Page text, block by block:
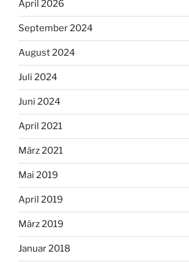
April 2026
September 2024
August 2024
Juli 2024
Juni 2024
April 2021
März 2021
Mai 2019
April 2019
März 2019
Januar 2018